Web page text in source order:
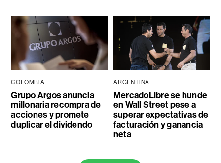
COLOMBIA
Grupo Argos anuncia
millonaria recompra de
acciones y promete
duplicar el dividendo
ARGENTINA
MercadoLibre se hunde
en Wall Street pese a
superar expectativas de
facturación y ganancia
neta